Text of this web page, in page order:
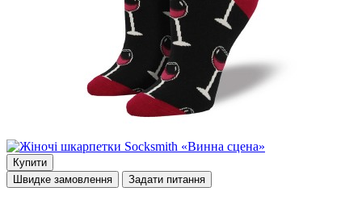
Купити
Швидке замовлення
Задати питання